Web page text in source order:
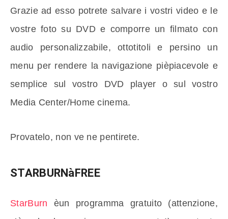
Grazie ad esso potrete salvare i vostri video e le
vostre foto su DVD e comporre un filmato con
audio personalizzabile, ottotitoli e persino un
menu per rendere la navigazione pièpiacevole e
semplice sul vostro DVD player o sul vostro
Media Center/Home cinema.
Provatelo, non ve ne pentirete.
STARBURNàFREE
StarBurn èun programma gratuito (attenzione,